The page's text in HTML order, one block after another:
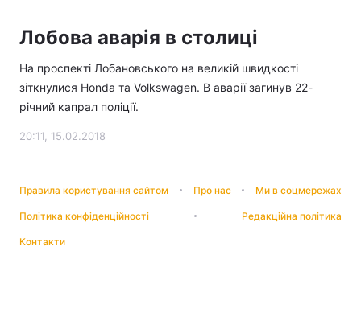
Лобова аварія в столиці
На проспекті Лобановського на великій швидкості
зіткнулися Honda та Volkswagen. В аварії загинув 22-
річний капрал поліції.
20:11, 15.02.2018
Правила користування сайтом Про нас Ми в соцмережах
Політика конфіденційності Редакційна політика
Контакти